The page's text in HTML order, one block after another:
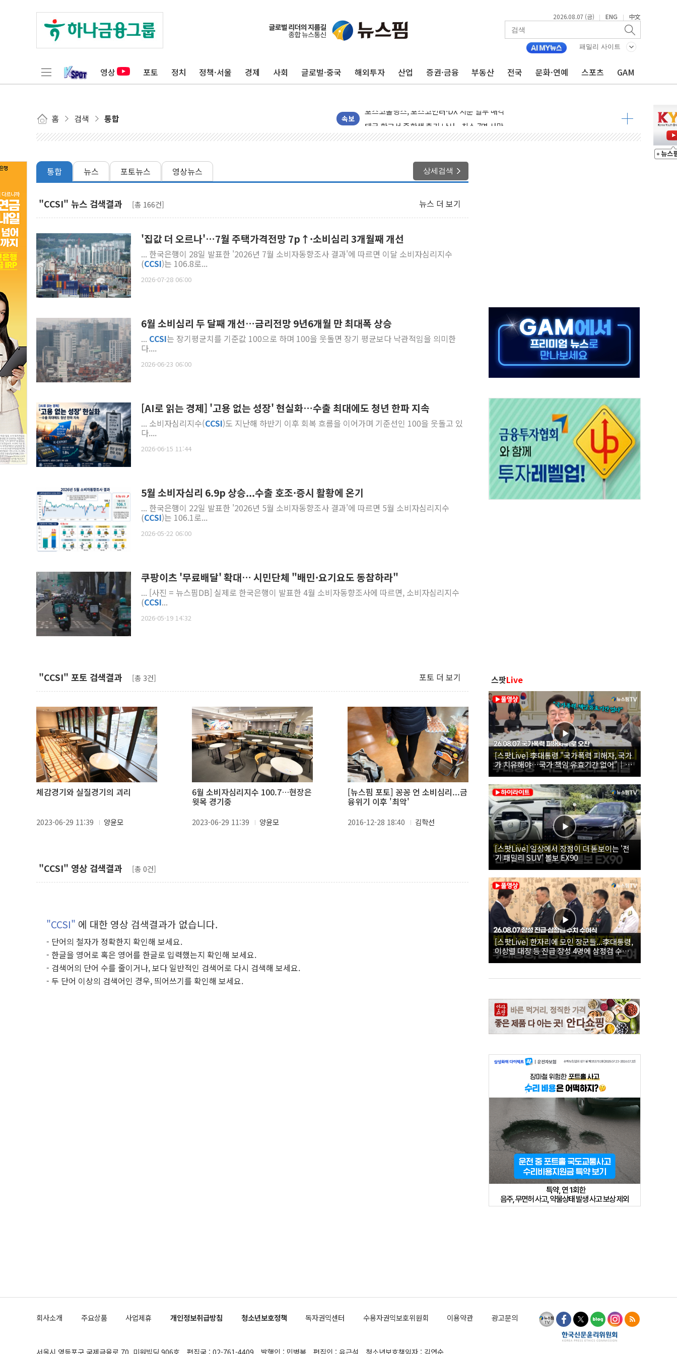
2026.08.07 (금) | ENG | 中文
패밀리 사이트
영상 포토 정치 정책·서울 경제 사회 글로벌·중국 해외투자 산업 증권·금융 부동산 전국 문화·연예 스포츠 GAM
홈 검색 통합 속보
42.5도 역대급 폭염…동물들도 특별식으로 여름나기 [뉴스핌 줌인]
경찰, 9월부터 '가족 사건' 못 맡는다…상피제 실시
태국 학교서 중학생 총기 난사...최소 7명 사망
40.2도 찍은 서울 등 폭염중대경보 해제…누적 온열질환자 2872명
신세계사이먼 '대구 프리미엄 아울렛' 건립 '본궤도'
李대통령, 호우 피해 경북 안동·의성 특별재난지역 선포
워트, 상반기 영업이익 30억원
NH농협생명, 농작업 중 온열질환 보장…폭염기 신속 보상 강화
아바코, 2분기 매출 120억원
교보생명, '교보K-맞춤건강보험' 6개월 배타적사용권 획득
벼랑 끝 선 '동전주' 무더기 상폐 위기…관리종목 우려 지정예고 총 63개
1순위보다 낮은 특별공급 경쟁률… 실수요자 관심
컴투스 '제우스: 오만의 신' 26일 출시, 유저의 캐릭터가 AI로 플레이한다
통합 뉴스 포토뉴스 영상뉴스 상세검색
"CCSI" 뉴스 검색결과 [총 166건] 뉴스 더 보기
'집값 더 오르나'…7월 주택가격전망 7p↑·소비심리 3개월째 개선
... 한국은행이 28일 발표한 '2026년 7월 소비자동향조사 결과'에 따르면 이달 소비자심리지수
(CCSI)는 106.8로...
2026-07-28 06:00
6월 소비심리 두 달째 개선…금리전망 9년6개월 만 최대폭 상승
... CCSI는 장기평균치를 기준값 100으로 하며 100을 웃돌면 장기 평균보다 낙관적임을 의미한
다....
2026-06-23 06:00
[AI로 읽는 경제] '고용 없는 성장' 현실화…수출 최대에도 청년 한파 지속
... 소비자심리지수(CCSI)도 지난해 하반기 이후 회복 흐름을 이어가며 기준선인 100을 웃돌고 있
다....
2026-06-15 11:44
5월 소비자심리 6.9p 상승...수출 호조·증시 활황에 온기
... 한국은행이 22일 발표한 '2026년 5월 소비자동향조사 결과'에 따르면 5월 소비자심리지수
(CCSI)는 106.1로...
2026-05-22 06:00
쿠팡이츠 '무료배달' 확대… 시민단체 "배민·요기요도 동참하라"
... [사진 = 뉴스핌DB] 실제로 한국은행이 발표한 4월 소비자동향조사에 따르면, 소비자심리지수
(CCSI...
2026-05-19 14:32
"CCSI" 포토 검색결과 [총 3건] 포토 더 보기
체감경기와 실질경기의 괴리
2023-06-29 11:39 양윤모
6월 소비자심리지수 100.7…현장은
윗목 경기중
2023-06-29 11:39 양윤모
[뉴스핌 포토] 꽁꽁 언 소비심리...금
융위기 이후 '최악'
2016-12-28 18:40 김학선
"CCSI" 영상 검색결과 [총 0건]
"CCSI" 에 대한 영상 검색결과가 없습니다.
- 단어의 철자가 정확한지 확인해 보세요.
- 한글을 영어로 혹은 영어를 한글로 입력했는지 확인해 보세요.
- 검색어의 단어 수를 줄이거나, 보다 일반적인 검색어로 다시 검색해 보세요.
- 두 단어 이상의 검색어인 경우, 띄어쓰기를 확인해 보세요.
스팟Live
[스팟Live] 李대통령 "국가폭력 피해자, 국가
가 치유해야…국가 책임 유효기간 없어"｜
26.08.07 국가폭력 피해자 위로 오찬
[스팟Live] 일상에서 장점이 더 돋보이는 '전
기 패밀리 SUV' 볼보 EX90
[스팟Live] 한자리에 모인 장군들...李대통령,
이상렬 대장 등 진급 장성 4명에 삼정검 수치
직접 수여｜26.08.07 장성 진급·삼정검 수치
회사소개 주요상품 사업제휴 개인정보취급방침 청소년보호정책 독자권익센터 수용자권익보호위원회 이용약관 광고문의
서울시 영등포구 국제금융로 70, 미원빌딩 906호 편집국 : 02-761-4409 발행인 : 민병복 편집인 : 유근석 청소년보호책임자 : 김연순